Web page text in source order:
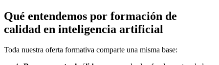
Qué entendemos por formación de
calidad en inteligencia artificial
Toda nuestra oferta formativa comparte una misma base: